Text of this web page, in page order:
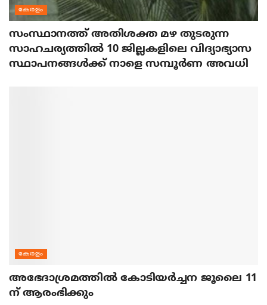
കേരളം
സംസ്ഥാനത്ത് അതിശക്ത മഴ തുടരുന്ന
സാഹചര്യത്തിൽ 10 ജില്ലകളിലെ വിദ്യാഭ്യാസ
സ്ഥാപനങ്ങൾക്ക് നാളെ സമ്പൂർണ അവധി
കേരളം
അഭേദാശ്രമത്തില്‍ കോടിയര്‍ച്ചന ജൂലൈ 11
ന് ആരംഭിക്കും